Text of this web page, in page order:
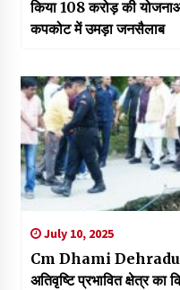
किया 108 करोड़ की
कपकोट में उमड़ा जनसैलाब
July 10, 2025
Cm Dhami
अतिवृष्टि प्रभावित क्षेत्र का